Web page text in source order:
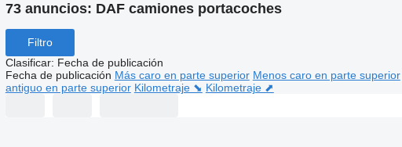
73 anuncios: DAF camiones portacoches
Filtro
Clasificar: Fecha de publicación
Fecha de publicación Más caro en parte superior Menos caro en parte superior
antiguo en parte superior Kilometraje ⬊ Kilometraje ⬈